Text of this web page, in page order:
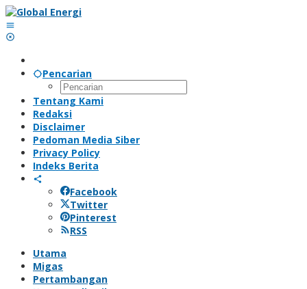
Lewati
ke
konten
Pencarian
Tentang Kami
Redaksi
Disclaimer
Pedoman Media Siber
Privacy Policy
Indeks Berita
Facebook
Twitter
Pinterest
RSS
Utama
Migas
Pertambangan